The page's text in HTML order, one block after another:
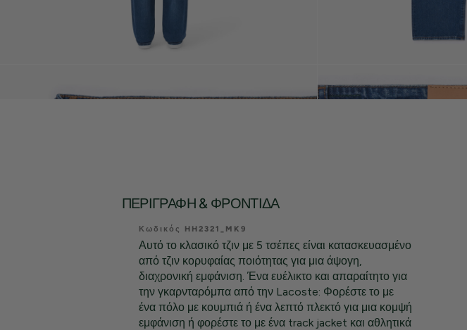
ΠΕΡΙΓΡΑΦΉ & ΦΡΟΝΤΊΔΑ
Κωδικός HH2321_MK9
Αυτό το κλασικό τζιν με 5 τσέπες είναι κατασκευασμένο
από τζιν κορυφαίας ποιότητας για μια άψογη,
διαχρονική εμφάνιση. Ένα ευέλικτο και απαραίτητο για
την γκαρνταρόμπα από την Lacoste: Φορέστε το με
ένα πόλο με κουμπιά ή ένα λεπτό πλεκτό για μια κομψή
εμφάνιση ή φορέστε το με ένα track jacket και αθλητικά